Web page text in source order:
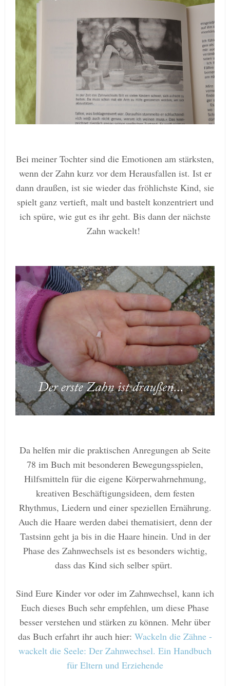
Bei meiner Tochter sind die Emotionen am stärksten,
wenn der Zahn kurz vor dem Herausfallenist. Ist er
dann draußen, ist sie wieder das fröhlichste Kind, sie
spielt ganz vertieft, malt und bastelt konzentriert und
ich spüre, wie gut es ihr geht. Bis dann der nächste
Zahn wackelt!
Da helfen mir die praktischen Anregungen ab Seite
78 im Buch mit besonderen Bewegungsspielen,
Hilfsmitteln für die eigene Körperwahrnehmung,
kreativen Beschäftigungsideen, dem festen
Rhythmus, Liedern und einer speziellen Ernährung.
Auch die Haare werden dabei thematisiert, denn der
Tastsinn geht ja bis in die Haare hinein. Und in der
Phase des Zahnwechsels ist es besonders wichtig,
dass das Kind sich selber spürt.
Sind Eure Kinder vor oder im Zahnwechsel, kann ich
Euch dieses Buch sehr empfehlen, um diese Phase
besser verstehen und stärken zu können. Mehr über
das Buch erfahrt ihr auch hier: Wackeln die Zähne -
wackelt die Seele: Der Zahnwechsel. Ein Handbuch
für Eltern und Erziehende